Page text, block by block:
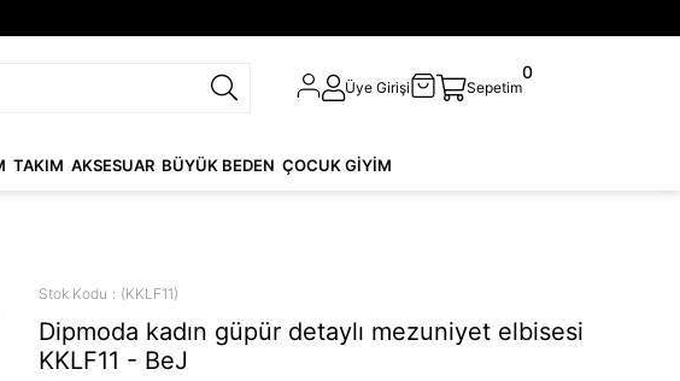
Üye Girişi Sepetim
0
TAKIM AKSESUAR BÜYÜK BEDEN ÇOCUK GİYİM
Stok Kodu (KKLF11)
Dipmoda kadın güpür detaylı mezuniyet elbisesi
KKLF11 - BeJ